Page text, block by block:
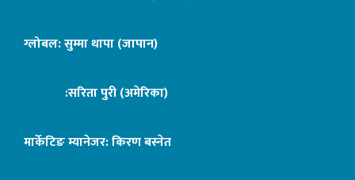
ग्लोबल: सुम्मा थापा (जापान)
:सरिता पुरी (अमेरिका)
मार्केटिङ म्यानेजर: किरण बस्नेत